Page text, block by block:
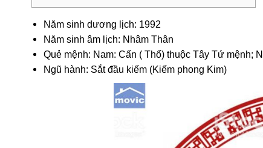
Năm sinh dương lịch: 1992
Năm sinh âm lịch: Nhâm Thân
Quẻ mệnh: Nam: Cấn ( Thổ) thuộc Tây Tứ mệnh;
Ngũ hành: Sắt đầu kiếm (Kiếm phong Kim)